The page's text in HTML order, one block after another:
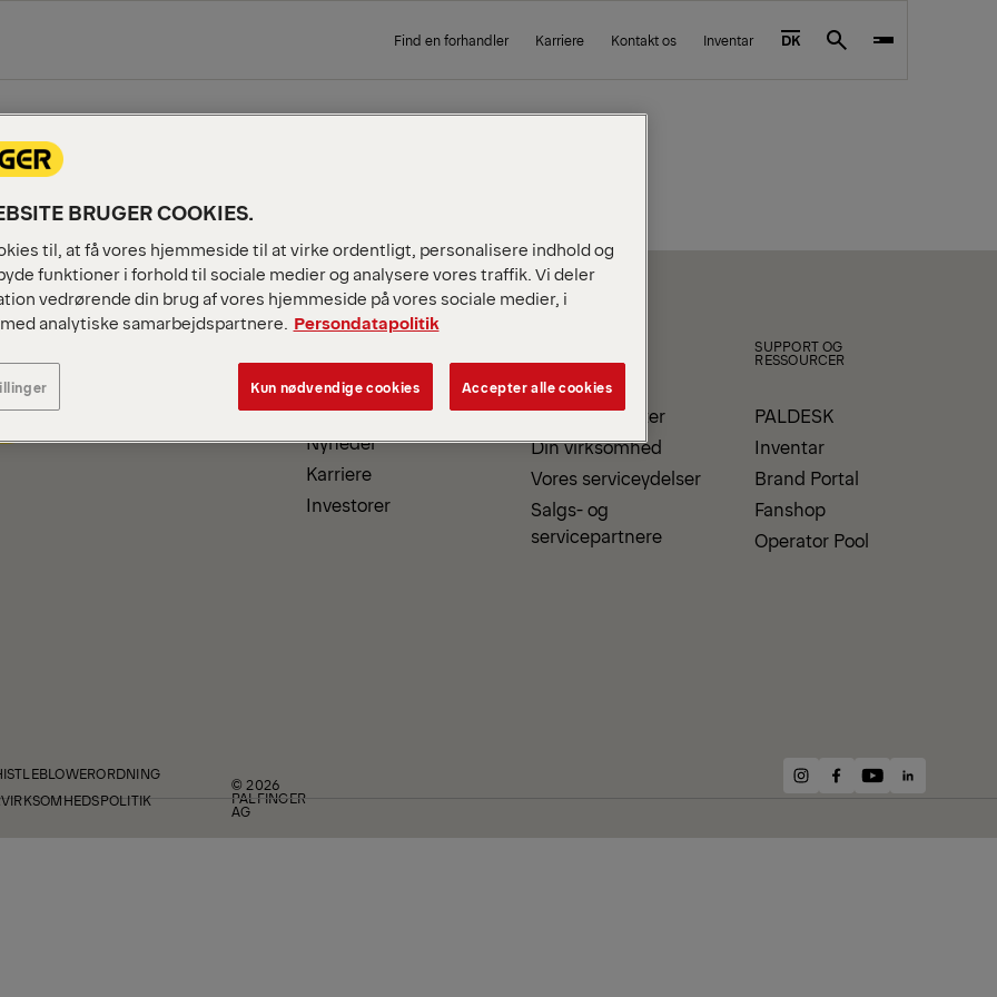
Find en forhandler Karriere Kontakt os Inventar DK Search
PAGE
Om os
Nyheder
Karriere
Investorer
SERVICEYDELSER
Vores produkter
Din virksomhed
Vores serviceydelser
Salgs- og
servicepartnere
SUPPORT OG
RESSOURCER
PALDESK
Inventar
Brand Portal
Fanshop
Operator Pool
VIRKSOMHEDSPOLITIK
© 2026
PALFINGER
AG
instagram
facebook
youtubelinkedin
BRUGER COOKIES.
til, at få vores hjemmeside til at virke ordentligt, personalisere indhold og
funktioner i forhold til sociale medier og analysere vores traffik. Vi deler
vedrørende din brug af vores hjemmeside på vores sociale medier, i
analytiske samarbejdspartnere. Persondatapolitik
Kun nødvendige cookies Accepter alle cookies